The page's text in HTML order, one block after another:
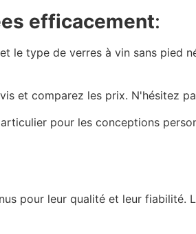
efficacement:
le type de verres à vin sans pied
et comparez les prix. N'hésitez
pour les conceptions
pour leur qualité et leur fiabilité.